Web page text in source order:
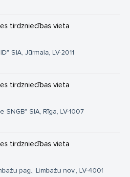
tirdzniecības vieta
SIA, Jūrmala, LV-2011
tirdzniecības vieta
SNGB" SIA, Rīga, LV-1007
tirdzniecības vieta
pag., Limbažu nov., LV-4001